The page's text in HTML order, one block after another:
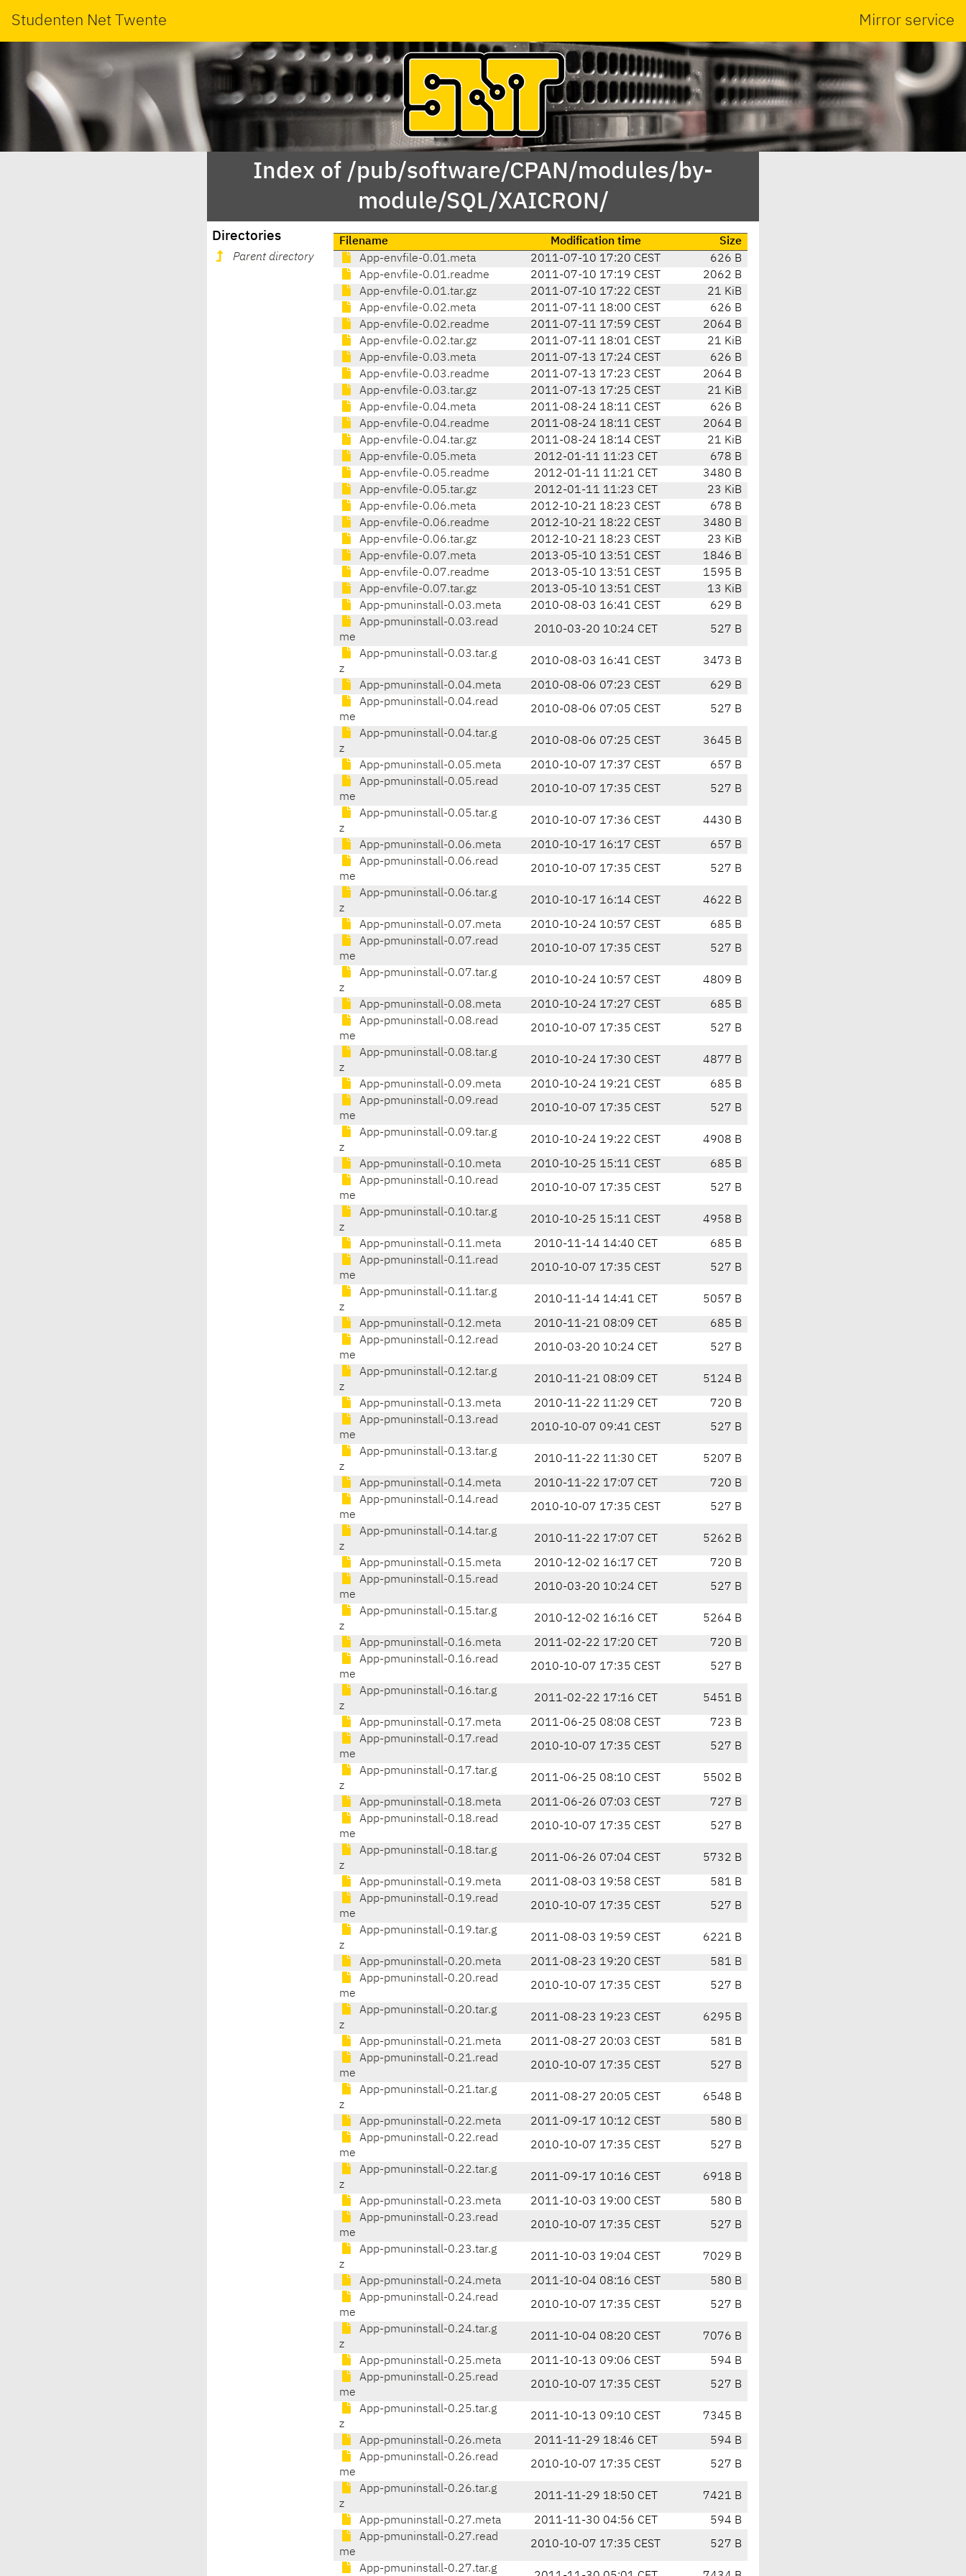
Studenten Net Twente Mirror service
Index of /pub/software/CPAN/modules/by-
module/SQL/XAICRON/
Directories
Parent directory
Filename Modification time
Size
App-envfile-0.01.meta
2011-07-10 17:20 CEST
626 B
App-envfile-0.01.readme
2011-07-10 17:19 CEST
2062 B
App-envfile-0.01.tar.gz
2011-07-10 17:22 CEST
21 KiB
App-envfile-0.02.meta
2011-07-11 18:00 CEST
626 B
App-envfile-0.02.readme
2011-07-11 17:59 CEST
2064 B
App-envfile-0.02.tar.gz
2011-07-11 18:01 CEST
21 KiB
App-envfile-0.03.meta
2011-07-13 17:24 CEST
626 B
App-envfile-0.03.readme
2011-07-13 17:23 CEST
2064 B
App-envfile-0.03.tar.gz
2011-07-13 17:25 CEST
21 KiB
App-envfile-0.04.meta
2011-08-24 18:11 CEST
626 B
App-envfile-0.04.readme
2011-08-24 18:11 CEST
2064 B
App-envfile-0.04.tar.gz
2011-08-24 18:14 CEST
21 KiB
App-envfile-0.05.meta
2012-01-11 11:23 CET
678 B
App-envfile-0.05.readme
2012-01-11 11:21 CET
3480 B
App-envfile-0.05.tar.gz
2012-01-11 11:23 CET
23 KiB
App-envfile-0.06.meta
2012-10-21 18:23 CEST
678 B
App-envfile-0.06.readme
2012-10-21 18:22 CEST
3480 B
App-envfile-0.06.tar.gz
2012-10-21 18:23 CEST
23 KiB
App-envfile-0.07.meta
2013-05-10 13:51 CEST
1846 B
App-envfile-0.07.readme
2013-05-10 13:51 CEST
1595 B
App-envfile-0.07.tar.gz
2013-05-10 13:51 CEST
13 KiB
App-pmuninstall-0.03.meta
2010-08-03 16:41 CEST
629 B
App-pmuninstall-0.03.read
me
2010-03-20 10:24 CET 527 B
App-pmuninstall-0.03.tar.g
z
2010-08-03 16:41 CEST 3473 B
App-pmuninstall-0.04.meta 2010-08-06 07:23 CEST
629 B
App-pmuninstall-0.04.read
me
2010-08-06 07:05 CEST 527 B
App-pmuninstall-0.04.tar.g
z
2010-08-06 07:25 CEST 3645 B
App-pmuninstall-0.05.meta 2010-10-07 17:37 CEST
657 B
App-pmuninstall-0.05.read
me
2010-10-07 17:35 CEST 527 B
App-pmuninstall-0.05.tar.g
z
2010-10-07 17:36 CEST 4430 B
App-pmuninstall-0.06.meta 2010-10-17 16:17 CEST
657 B
App-pmuninstall-0.06.read
me
2010-10-07 17:35 CEST 527 B
App-pmuninstall-0.06.tar.g
z
2010-10-17 16:14 CEST 4622 B
App-pmuninstall-0.07.meta 2010-10-24 10:57 CEST
685 B
App-pmuninstall-0.07.read
me
2010-10-07 17:35 CEST 527 B
App-pmuninstall-0.07.tar.g
z
2010-10-24 10:57 CEST 4809 B
App-pmuninstall-0.08.meta 2010-10-24 17:27 CEST
685 B
App-pmuninstall-0.08.read
me
2010-10-07 17:35 CEST 527 B
App-pmuninstall-0.08.tar.g
z
2010-10-24 17:30 CEST 4877 B
App-pmuninstall-0.09.meta 2010-10-24 19:21 CEST
685 B
App-pmuninstall-0.09.read
me
2010-10-07 17:35 CEST 527 B
App-pmuninstall-0.09.tar.g
z
2010-10-24 19:22 CEST 4908 B
App-pmuninstall-0.10.meta 2010-10-25 15:11 CEST
685 B
App-pmuninstall-0.10.read
me
2010-10-07 17:35 CEST 527 B
App-pmuninstall-0.10.tar.g
z
2010-10-25 15:11 CEST 4958 B
App-pmuninstall-0.11.meta 2010-11-14 14:40 CET
685 B
App-pmuninstall-0.11.read
me
2010-10-07 17:35 CEST 527 B
App-pmuninstall-0.11.tar.g
z
2010-11-14 14:41 CET 5057 B
App-pmuninstall-0.12.meta 2010-11-21 08:09 CET
685 B
App-pmuninstall-0.12.read
me
2010-03-20 10:24 CET 527 B
App-pmuninstall-0.12.tar.g
z
2010-11-21 08:09 CET 5124 B
App-pmuninstall-0.13.meta 2010-11-22 11:29 CET
720 B
App-pmuninstall-0.13.read
me
2010-10-07 09:41 CEST 527 B
App-pmuninstall-0.13.tar.g
z
2010-11-22 11:30 CET 5207 B
App-pmuninstall-0.14.meta 2010-11-22 17:07 CET
720 B
App-pmuninstall-0.14.read
me
2010-10-07 17:35 CEST 527 B
App-pmuninstall-0.14.tar.g
z
2010-11-22 17:07 CET 5262 B
App-pmuninstall-0.15.meta 2010-12-02 16:17 CET
720 B
App-pmuninstall-0.15.read
me
2010-03-20 10:24 CET 527 B
App-pmuninstall-0.15.tar.g
z
2010-12-02 16:16 CET 5264 B
App-pmuninstall-0.16.meta 2011-02-22 17:20 CET
720 B
App-pmuninstall-0.16.read
me
2010-10-07 17:35 CEST 527 B
App-pmuninstall-0.16.tar.g
z
2011-02-22 17:16 CET 5451 B
App-pmuninstall-0.17.meta 2011-06-25 08:08 CEST
723 B
App-pmuninstall-0.17.read
me
2010-10-07 17:35 CEST 527 B
App-pmuninstall-0.17.tar.g
z
2011-06-25 08:10 CEST 5502 B
App-pmuninstall-0.18.meta 2011-06-26 07:03 CEST
727 B
App-pmuninstall-0.18.read
me
2010-10-07 17:35 CEST 527 B
App-pmuninstall-0.18.tar.g
z
2011-06-26 07:04 CEST 5732 B
App-pmuninstall-0.19.meta 2011-08-03 19:58 CEST
581 B
App-pmuninstall-0.19.read
me
2010-10-07 17:35 CEST 527 B
App-pmuninstall-0.19.tar.g
z
2011-08-03 19:59 CEST 6221 B
App-pmuninstall-0.20.meta 2011-08-23 19:20 CEST
581 B
App-pmuninstall-0.20.read
me
2010-10-07 17:35 CEST 527 B
App-pmuninstall-0.20.tar.g
z
2011-08-23 19:23 CEST 6295 B
App-pmuninstall-0.21.meta 2011-08-27 20:03 CEST
581 B
App-pmuninstall-0.21.read
me
2010-10-07 17:35 CEST 527 B
App-pmuninstall-0.21.tar.g
z
2011-08-27 20:05 CEST 6548 B
App-pmuninstall-0.22.meta 2011-09-17 10:12 CEST
580 B
App-pmuninstall-0.22.read
me
2010-10-07 17:35 CEST 527 B
App-pmuninstall-0.22.tar.g
z
2011-09-17 10:16 CEST 6918 B
App-pmuninstall-0.23.meta 2011-10-03 19:00 CEST
580 B
App-pmuninstall-0.23.read
me
2010-10-07 17:35 CEST 527 B
App-pmuninstall-0.23.tar.g
z
2011-10-03 19:04 CEST 7029 B
App-pmuninstall-0.24.meta 2011-10-04 08:16 CEST
580 B
App-pmuninstall-0.24.read
me
2010-10-07 17:35 CEST 527 B
App-pmuninstall-0.24.tar.g
z
2011-10-04 08:20 CEST 7076 B
App-pmuninstall-0.25.meta 2011-10-13 09:06 CEST
594 B
App-pmuninstall-0.25.read
me
2010-10-07 17:35 CEST 527 B
App-pmuninstall-0.25.tar.g
z
2011-10-13 09:10 CEST 7345 B
App-pmuninstall-0.26.meta 2011-11-29 18:46 CET
594 B
App-pmuninstall-0.26.read
me
2010-10-07 17:35 CEST 527 B
App-pmuninstall-0.26.tar.g
z
2011-11-29 18:50 CET 7421 B
App-pmuninstall-0.27.meta 2011-11-30 04:56 CET
594 B
App-pmuninstall-0.27.read
me
2010-10-07 17:35 CEST 527 B
App-pmuninstall-0.27.tar.g